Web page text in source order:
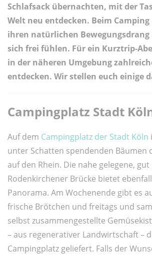
Schlafsack übernachten, mit der
Welt neu entdecken. Beim
ihren natürlichen Bewegungsdrang
sich frei fühlen. Für ein Kurztrip-
in der näheren Umgebung
entdecken. Wir stellen euch einige
Campingplatz Stadt
Auf dem Campingplatz der Stadt Köln
unter Schatten spendenden Bäumen
auf den Rhein. Die nahe gelegene,
Rodenkirchener Brücke bietet
Panorama. Am Wochenende gibt es
frische Brötchen und freitags und
selbst zusammengestellte
– aus regenerativer Landwirtschaft –
Campingplatz geliefert. Falls der